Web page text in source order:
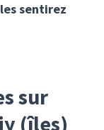
sentirez
sur
(îles)